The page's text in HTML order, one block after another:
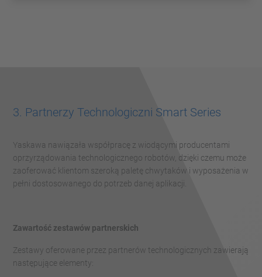
3. Partnerzy Technologiczni Smart Series
Yaskawa nawiązała współpracę z wiodącymi producentami
oprzyrządowania technologicznego robotów, dzięki czemu może
zaoferować klientom szeroką paletę chwytaków i wyposażenia w
pełni dostosowanego do potrzeb danej aplikacji.
Zawartość zestawów partnerskich
Zestawy oferowane przez partnerów technologicznych zawierają
następujące elementy: